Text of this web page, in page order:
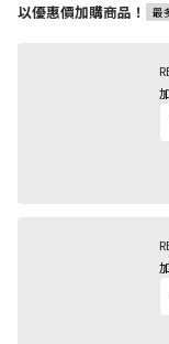
以優惠價加購商品！ 最